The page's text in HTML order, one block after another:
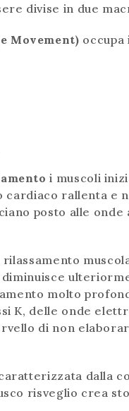
divise in due
Movement) occupa
i muscoli
rallenta e
posto alle
rilassamento
molto
K, delle onde
di non
dalla
risveglio crea